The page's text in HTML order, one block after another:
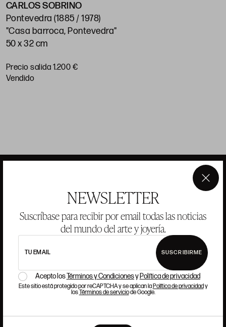
NEWSLETTER
Suscríbase para recibir por email todas las noticias
del mundo del arte y joyería.
TU EMAIL SUSCRIBIRME
Acepto losTérminos y Condicionesy Política de privacidad
Este sitio está protegido por reCAPTCHA y se aplican laPolítica de privacidady
losTérminos de serviciode Google.
×
CARLOS SOBRINO
Pontevedra (1885 / 1978)
"Casa barroca, Pontevedra"
50 x 32 cm
Precio salida 1.200 €
vendido
ANSORENA
ANSORENA
SUBASTAS
VALORACIONES